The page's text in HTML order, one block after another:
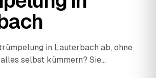
in Lauterbach ab, ohne
selbst kümmern? Sie
einmal, was weg soll – vom